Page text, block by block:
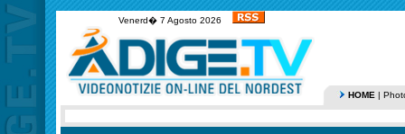
Venerd� 7 Agosto 2026
HOME |